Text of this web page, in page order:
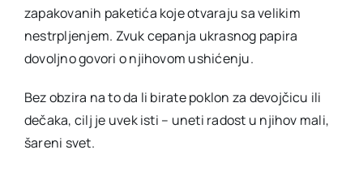
zapakovanih paketića koje otvaraju sa velikim
nestrpljenjem. Zvuk cepanja ukrasnog papira
dovoljno govori o njihovom ushićenju.
Bez obzira na to da li birate poklon za devojčicu ili
dečaka, cilj je uvek isti – uneti radost u njihov mali,
šareni svet.